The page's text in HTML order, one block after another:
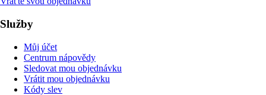
Služby
Můj účet
Centrum nápovědy
Sledovat mou objednávku
Vrátit mou objednávku
Kódy slev